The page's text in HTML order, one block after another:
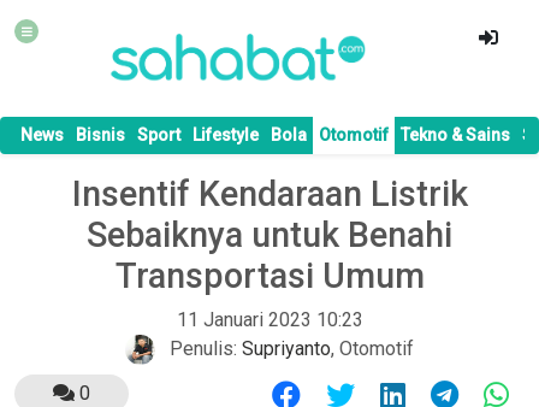
News Bisnis Sport Lifestyle Bola Otomotif Tekno & Sains
Insentif Kendaraan Listrik
Sebaiknya untuk Benahi
Transportasi Umum
11 Januari 2023 10:23
Penulis: Supriyanto, Otomotif
0